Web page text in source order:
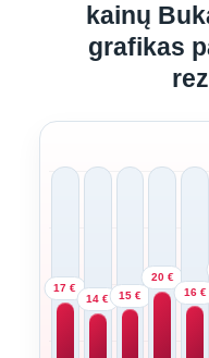
kainų
grafikas
17 €
14 € 15 €
20 €
16 €